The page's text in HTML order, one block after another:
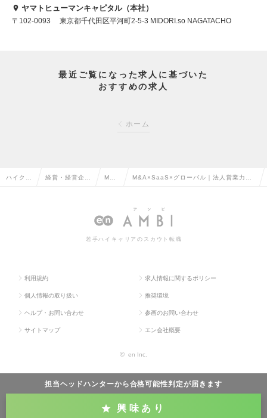
ヤマトヒューマンキャピタル（本社）
〒102-0093 東京都千代田区平河町2-5-3 MIDORI.so NAGATACHO
最近ご覧になった求人に基づいた
おすすめの求人
ホーム
担当ヘッドハンターから合格可能性判定が届きます
興味あり
ハイクラ 経営・経営企 M&A
職
M&A×SaaS×グローバル｜法人営業力活
境の求人情報
若手ハイキャリアのスカウト転職
利用規約 求人情報に関するポリシー
個人情報の取り扱い 推奨環境
ヘルプ・お問い合わせ 参画のお問い合わせ
サイトマップ エン会社概要
© en Inc.